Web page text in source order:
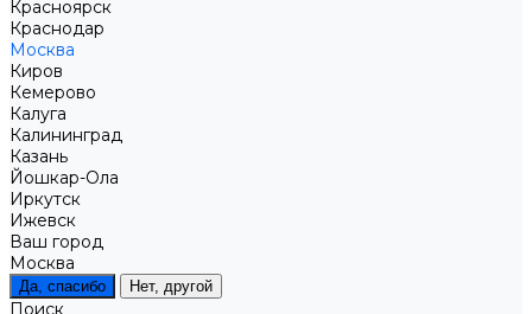
Красноярск
Краснодар
Москва
Киров
Кемерово
Калуга
Калининград
Казань
Йошкар-Ола
Иркутск
Ижевск
Ваш город
Москва
Да, спасибо Нет, другой
Поиск